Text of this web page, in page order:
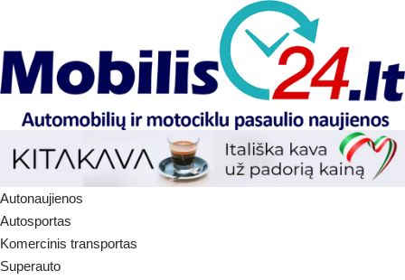
Autonaujienos
Autosportas
Komercinis transportas
Superauto